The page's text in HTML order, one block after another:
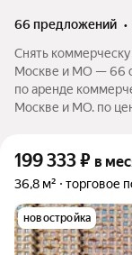
66 предложений •
Снять
Москве и МО — 66
по аренде
Москве и МО. по
199 333₽ в
36,8 м² торговое
новостройка